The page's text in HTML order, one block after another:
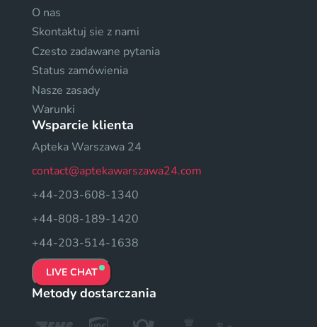
O nas
Skontaktuj sie z nami
Czesto zadawane pytania
Status zamówienia
Nasze zasady
Warunki
Wsparcie klienta
Apteka Warszawa 24
contact@aptekawarszawa24.com
+44-203-608-1340
+44-808-189-1420
+44-203-514-1638
LIVE CHAT
Metody dostarczania